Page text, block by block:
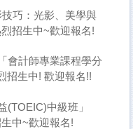
技巧：光影、美學與
招生中~歡迎報名!
會計師專業課程學分
招生中! 歡迎報名!!
(TOEIC)中級班」
中~歡迎報名!